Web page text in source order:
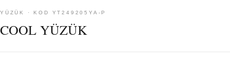
YÜZÜK · KOD YT249205YA-P
COOL YÜZÜK